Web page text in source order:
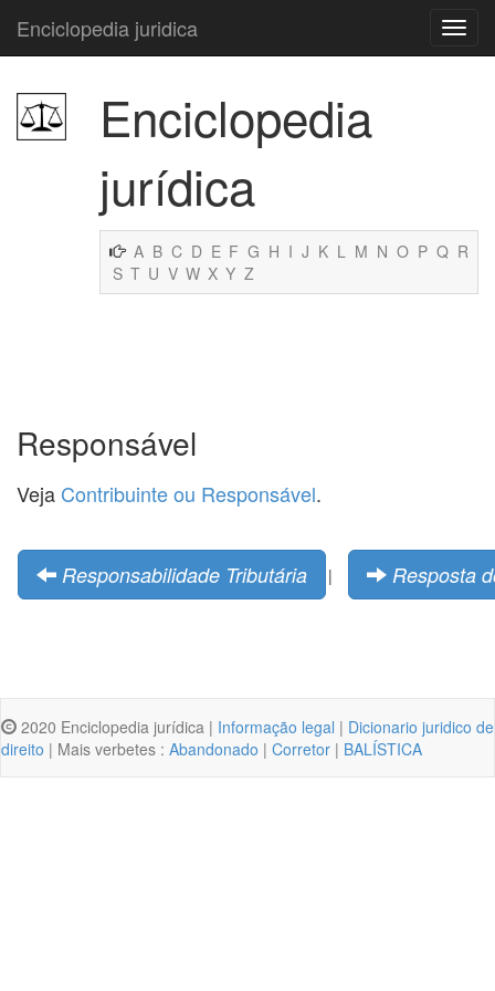
Enciclopedia juridica
Enciclopedia
jurídica
A B C D E F G H I J K L M N O P Q R
S T U V W X Y Z
Responsável
Veja Contribuinte ou Responsável.
Responsabilidade Tributária | Resposta
2020 Enciclopedia jurídica | Informação legal | Dicionario juridico de
direito | Mais verbetes : Abandonado | Corretor | BALÍSTICA